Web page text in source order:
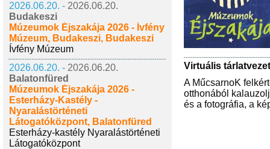
2026.06.20. - 2026.06.20.
Budakeszi
Múzeumok Éjszakája 2026 - Ívfény
Múzeum, Budakeszi, Budakeszi
Ívfény Múzeum
2026.06.20. - 2026.06.20.
Balatonfüred
Múzeumok Éjszakája 2026 -
Esterházy-Kastély -
Nyaralástörténeti
Látogatóközpont, Balatonfüred
Esterházy-kastély Nyaralástörténeti
Látogatóközpont
Virtuális
A MűcsarnoK
otthonából
és a fotográfia, a